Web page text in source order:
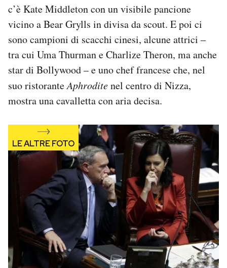
Esci
c’è Kate Middleton con un visibile pancione
vicino a Bear Grylls in divisa da scout. E poi ci
sono campioni di scacchi cinesi, alcune attrici –
tra cui Uma Thurman e Charlize Theron, ma anche
star di Bollywood – e uno chef francese che, nel
suo ristoranteAphroditenel centro di Nizza,
mostra una cavalletta con aria decisa.